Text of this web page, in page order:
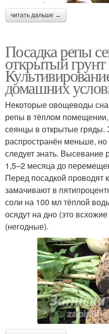
читать дальше →
Посадка репы
открытый грунт
домашних
Некоторые овощеводы
репы в тёплом
сеянцы в открытые
распространён меньше,
следует знать. Высевание
1,5–2 месяца до
Перед посадкой проводят
замачивают в
соли на 100 мл тёплой
осядут на дно (это
(негодные).